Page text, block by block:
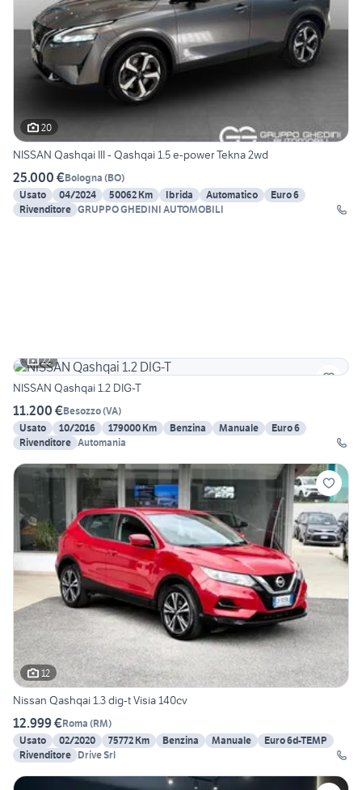
20
NISSAN Qashqai III - Qashqai 1.5 e-power Tekna 2wd
25.000 €Bologna (BO)
Usato
04/2024 50062 Km Ibrida Automatico
Euro 6
Rivenditore GRUPPO GHEDINI AUTOMOBILI
22
NISSAN Qashqai 1.2 DIG-T
11.200 €Besozzo(VA)
Usato
10/2016 179000 Km Benzina Manuale
Euro 6
Rivenditore Automania
12
Nissan Qashqai 1.3 dig-t Visia 140cv
12.999 €Roma (RM)
Usato
02/2020 75772 Km Benzina Manuale
Euro 6d-TEMP
Rivenditore Drive Srl